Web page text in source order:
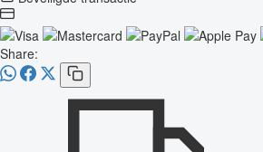
Share: